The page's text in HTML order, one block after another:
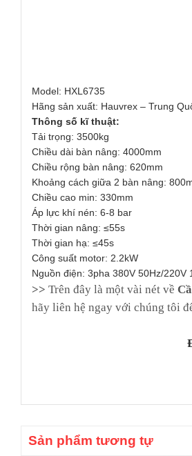
Model: HXL6735
Hãng sản xuất: Hauvrex – Trung
Thông số kĩ thuật:
Tải trọng: 3500kg
Chiều dài bàn nâng: 4000mm
Chiều rộng bàn nâng: 620mm
Khoảng cách giữa 2 bàn nâng:
Chiều cao min: 330mm
Áp lực khí nén: 6-8 bar
Thời gian nâng: ≤55s
Thời gian hạ: ≤45s
Công suất motor: 2.2kW
Nguồn điện: 3pha 380V 50Hz/220V
>> Trên đây là một vài nét về
hãy liên hệ ngay với chúng tôi
Sản phẩm tương tự